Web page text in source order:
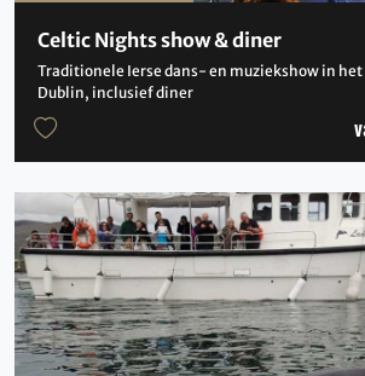
Celtic Nights show & diner
Traditionele Ierse dans- en muziekshow in
Dublin, inclusief diner